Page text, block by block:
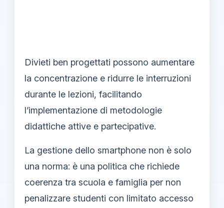
Divieti ben progettati possono aumentare
la concentrazione e ridurre le interruzioni
durante le lezioni, facilitando
l’implementazione di metodologie
didattiche attive e partecipative.
La gestione dello smartphone non è solo
una norma: è una politica che richiede
coerenza tra scuola e famiglia per non
penalizzare studenti con limitato accesso